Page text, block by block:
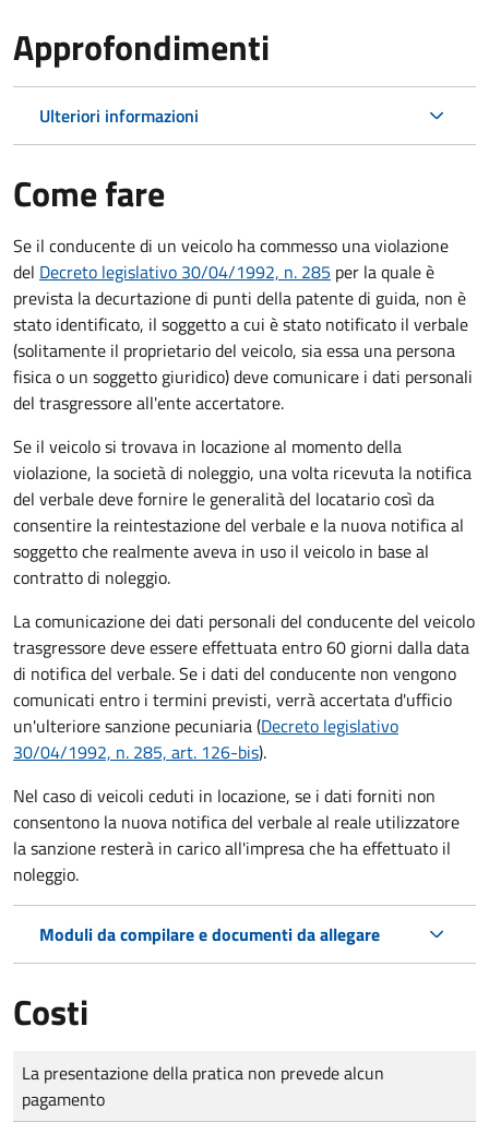
Approfondimenti
Ulteriori informazioni
Come fare
Se il conducente di un veicolo ha commesso una violazione
del Decreto legislativo 30/04/1992, n. 285 per la quale è
prevista la decurtazione di punti della patente di guida, non è
stato identificato, il soggetto a cui è stato notificato il verbale
(solitamente il proprietario del veicolo, sia essa una persona
fisica o un soggetto giuridico) deve comunicare i dati personali
del trasgressore all'ente accertatore.
Se il veicolo si trovava in locazione al momento della
violazione, la società di noleggio, una volta ricevuta la notifica
del verbale deve fornire le generalità del locatario così da
consentire la reintestazione del verbale e la nuova notifica al
soggetto che realmente aveva in uso il veicolo in base al
contratto di noleggio.
La comunicazione dei dati personali del conducente del veicolo
trasgressore deve essere effettuata entro 60 giorni dalla data
di notifica del verbale.Se i dati del conducente non vengono
comunicati entro i termini previsti, verrà accertata d'ufficio
un'ulteriore sanzione pecuniaria (Decreto legislativo
30/04/1992, n. 285, art. 126-bis).
Nel caso di veicoli ceduti in locazione, se i dati forniti non
consentono la nuova notifica del verbale al reale utilizzatore
la sanzione resterà in carico all'impresa che ha effettuato il
noleggio.
Moduli da compilare e documenti da allegare
Costi
Tipo di pagamento
Importo
La presentazione della pratica non prevede alcun
pagamento